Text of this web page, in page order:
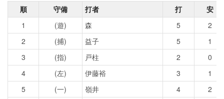
順 守備 打者 打
安
1
(遊) 森 5
2
2
(捕) 益子 5
1
3
(指) 戸柱 2
0
4
(左) 伊藤裕 3
1
5
(一) 嶺井 4
2